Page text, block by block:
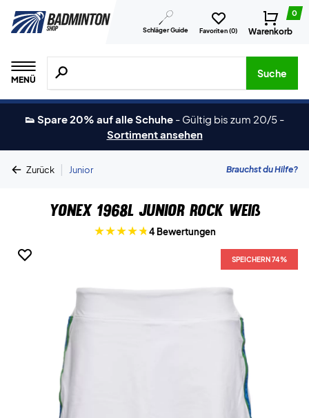
Schläger Guide Favoriten (0)
0
Warenkorb
MENÜ
Suche nach Produkten, Marken usw.
Suche
👟 Spare 20% auf alle Schuhe - Gültig bis zum 20/5 -
Sortiment ansehen
Zurück | Junior Brauchst du Hilfe?
Yonex 1968L Junior Rock weiß
4 Bewertungen
SPEICHERN 74%